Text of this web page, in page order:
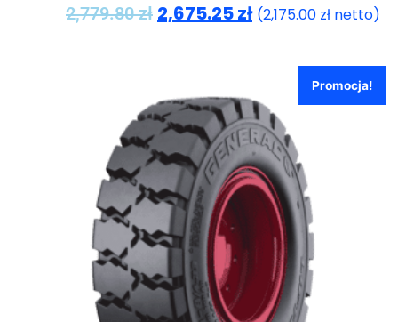
2,779.80zł 2,675.25zł (2,175.00 zł netto)
Promocja!